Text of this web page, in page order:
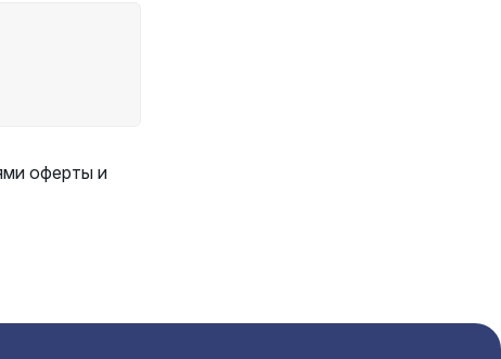
оферты и